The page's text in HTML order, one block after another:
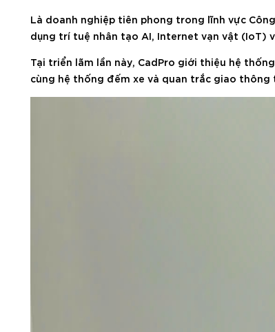
Là doanh nghiệp tiên phong trong lĩnh vực
dụng trí tuệ nhân tạo AI, Internet vạn vật (IoT)
Tại triển lãm lần này, CadPro giới thiệu hệ
cùng hệ thống đếm xe và quan trắc giao